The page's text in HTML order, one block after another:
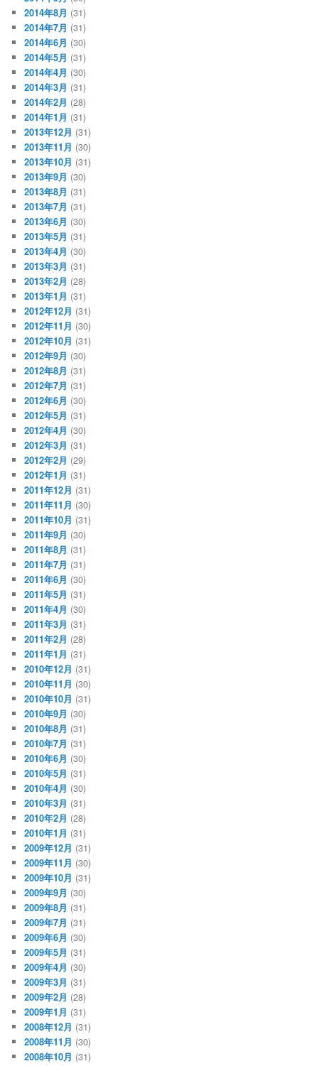
2014年8月 (31)
2014年7月 (31)
2014年6月 (30)
2014年5月 (31)
2014年4月 (30)
2014年3月 (31)
2014年2月 (28)
2014年1月 (31)
2013年12月 (31)
2013年11月 (30)
2013年10月 (31)
2013年9月 (30)
2013年8月 (31)
2013年7月 (31)
2013年6月 (30)
2013年5月 (31)
2013年4月 (30)
2013年3月 (31)
2013年2月 (28)
2013年1月 (31)
2012年12月 (31)
2012年11月 (30)
2012年10月 (31)
2012年9月 (30)
2012年8月 (31)
2012年7月 (31)
2012年6月 (30)
2012年5月 (31)
2012年4月 (30)
2012年3月 (31)
2012年2月 (29)
2012年1月 (31)
2011年12月 (31)
2011年11月 (30)
2011年10月 (31)
2011年9月 (30)
2011年8月 (31)
2011年7月 (31)
2011年6月 (30)
2011年5月 (31)
2011年4月 (30)
2011年3月 (31)
2011年2月 (28)
2011年1月 (31)
2010年12月 (31)
2010年11月 (30)
2010年10月 (31)
2010年9月 (30)
2010年8月 (31)
2010年7月 (31)
2010年6月 (30)
2010年5月 (31)
2010年4月 (30)
2010年3月 (31)
2010年2月 (28)
2010年1月 (31)
2009年12月 (31)
2009年11月 (30)
2009年10月 (31)
2009年9月 (30)
2009年8月 (31)
2009年7月 (31)
2009年6月 (30)
2009年5月 (31)
2009年4月 (30)
2009年3月 (31)
2009年2月 (28)
2009年1月 (31)
2008年12月 (31)
2008年11月 (30)
2008年10月 (31)